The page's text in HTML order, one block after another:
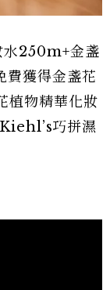
水250m+金盞
獲得金盞花
植物精華化妝
巧拼濕